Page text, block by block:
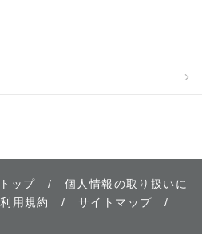
トップ /個人情報の取り扱いに
利用規約 /サイトマップ /